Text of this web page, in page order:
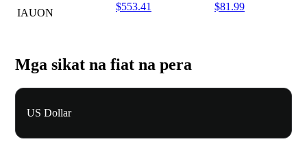
IAUON
$553.41 $81.99
Mga sikat na fiat na pera
US Dollar